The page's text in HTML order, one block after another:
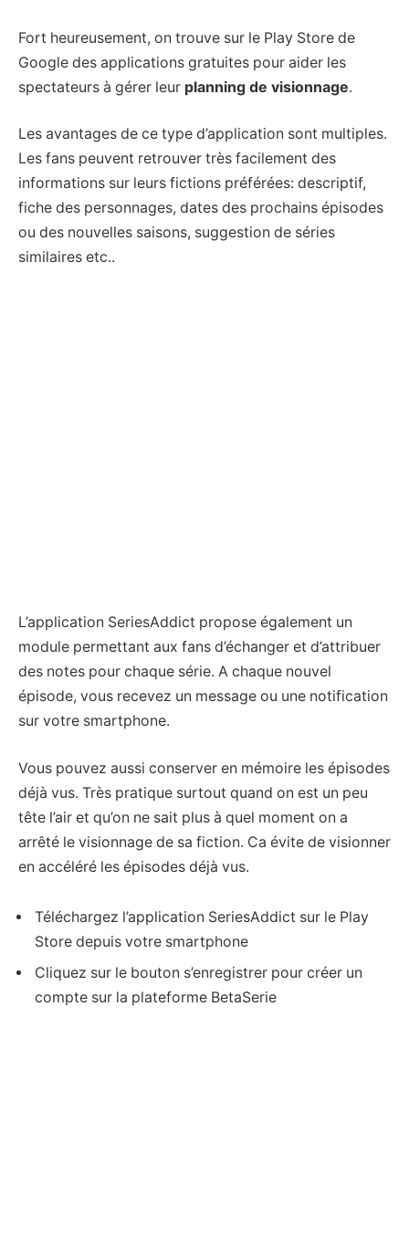
Fort heureusement, on trouve sur le Play Store de
Google des applications gratuites pour aider les
spectateurs à gérer leur planning de visionnage.
Les avantages de ce type d’application sont multiples.
Les fans peuvent retrouver très facilement des
informations sur leurs fictions préférées: descriptif,
fiche des personnages, dates des prochains épisodes
ou des nouvelles saisons, suggestion de séries
similaires etc..
L’application SeriesAddict propose également un
module permettant aux fans d’échanger et d’attribuer
des notes pour chaque série. A chaque nouvel
épisode, vous recevez un message ou une notification
sur votre smartphone.
Vous pouvez aussi conserver en mémoire les épisodes
déjà vus. Très pratique surtout quand on est un peu
tête l’air et qu’on ne sait plus à quel moment on a
arrêté le visionnage de sa fiction. Ca évite de visionner
en accéléré les épisodes déjà vus.
Téléchargez l’application SeriesAddict sur le Play
Store depuis votre smartphone
Cliquez sur le bouton s’enregistrer pour créer un
compte sur la plateforme BetaSerie